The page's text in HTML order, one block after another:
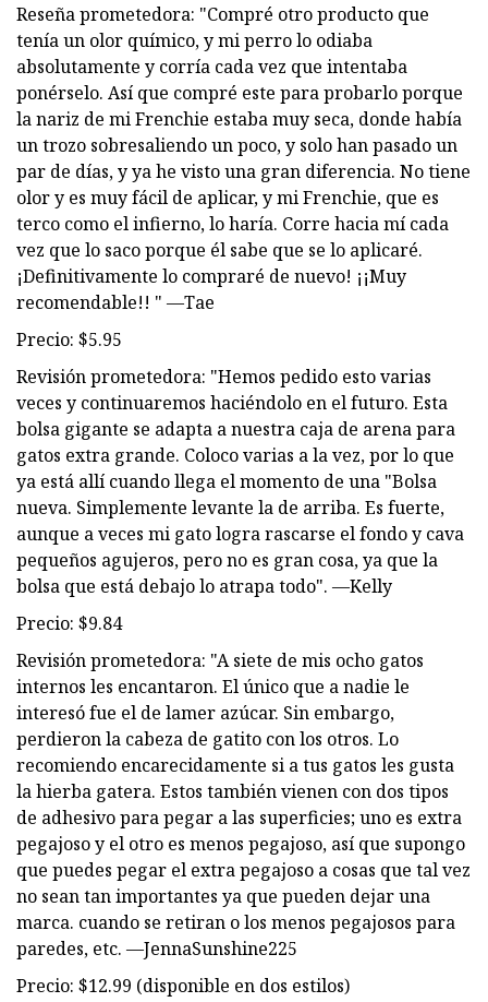
Reseña prometedora: "Compré otro producto que
tenía un olor químico, y mi perro lo odiaba
absolutamente y corría cada vez que intentaba
ponérselo. Así que compré este para probarlo porque
la nariz de mi Frenchie estaba muy seca, donde había
un trozo sobresaliendo un poco, y solo han pasado un
par de días, y ya he visto una gran diferencia. No tiene
olor y es muy fácil de aplicar, y mi Frenchie, que es
terco como el infierno, lo haría. Corre hacia mí cada
vez que lo saco porque él sabe que se lo aplicaré.
¡Definitivamente lo compraré de nuevo! ¡¡Muy
recomendable!! " —Tae
Precio: $5.95
Revisión prometedora: "Hemos pedido esto varias
veces y continuaremos haciéndolo en el futuro. Esta
bolsa gigante se adapta a nuestra caja de arena para
gatos extra grande. Coloco varias a la vez, por lo que
ya está allí cuando llega el momento de una "Bolsa
nueva. Simplemente levante la de arriba. Es fuerte,
aunque a veces mi gato logra rascarse el fondo y cava
pequeños agujeros, pero no es gran cosa, ya que la
bolsa que está debajo lo atrapa todo". —Kelly
Precio: $9.84
Revisión prometedora: "A siete de mis ocho gatos
internos les encantaron. El único que a nadie le
interesó fue el de lamer azúcar. Sin embargo,
perdieron la cabeza de gatito con los otros. Lo
recomiendo encarecidamente si a tus gatos les gusta
la hierba gatera. Estos también vienen con dos tipos
de adhesivo para pegar a las superficies; uno es extra
pegajoso y el otro es menos pegajoso, así que supongo
que puedes pegar el extra pegajoso a cosas que tal vez
no sean tan importantes ya que pueden dejar una
marca. cuando se retiran o los menos pegajosos para
paredes, etc. —JennaSunshine225
Precio: $12.99 (disponible en dos estilos)